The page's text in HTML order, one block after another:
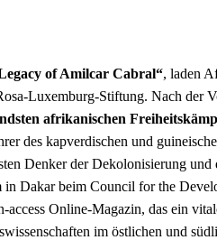
of Amilcar Cabral“, laden
Luxemburg-Stiftung. Nach der
afrikanischen
des kapverdischen und
Denker der Dekolonisierung
Dakar beim Council for the
Online-Magazin, das ein
im östlichen und